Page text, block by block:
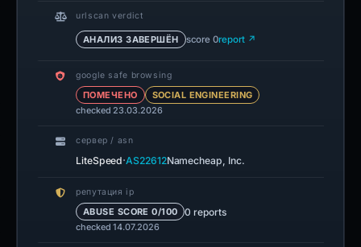
urlscan verdict
АНАЛИЗ ЗАВЕРШЁН score 0report ↗
google safe browsing
ПОМЕЧЕНО
SOCIAL ENGINEERING
checked 23.03.2026
сервер / asn
LiteSpeed·AS22612Namecheap, Inc.
репутация ip
ABUSE SCORE 0/100 0 reports
checked 14.07.2026